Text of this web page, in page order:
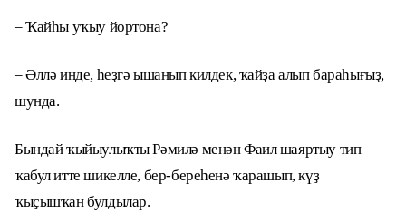
– Ҡайһы уҡыу йортона?
– Әллә инде, һеҙгә ышанып килдек, ҡайҙа алып бараһығыҙ,
шунда.
Бындай ҡыйыулыҡты Рәмилә менән Фаил шаяртыу тип
ҡабул итте шикелле, бер-береһенә ҡарашып, күҙ
ҡыҫышҡан булдылар.